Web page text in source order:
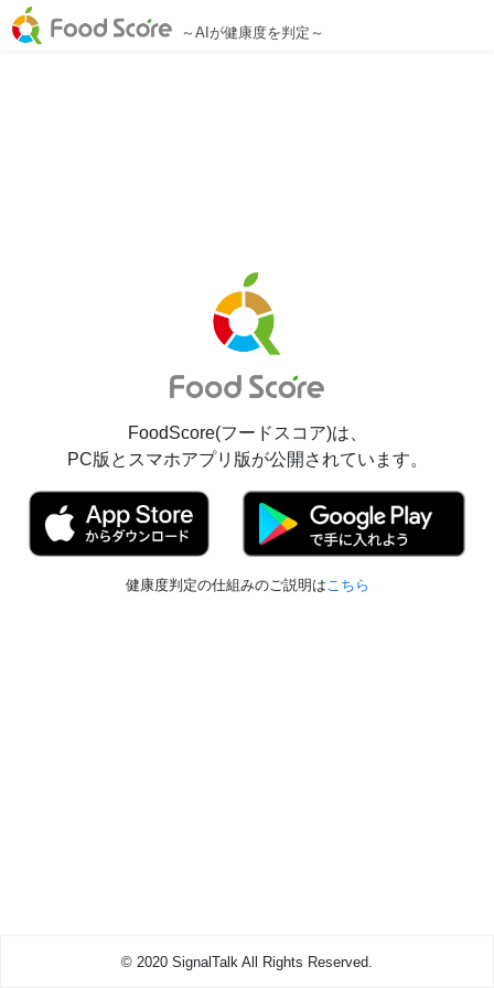
～AIが健康度を判定～
FoodScore(フードスコア)は、
PC版とスマホアプリ版が公開されています。
健康度判定の仕組みのご説明はこちら
© 2020 SignalTalk All Rights Reserved.